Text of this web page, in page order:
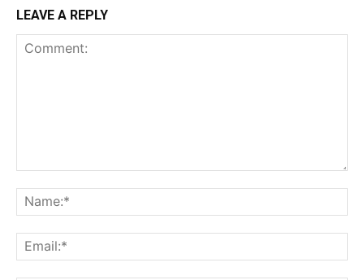
LEAVE A REPLY